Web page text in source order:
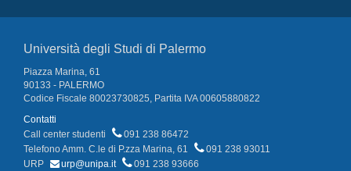
Università degli Studi di Palermo
Piazza Marina, 61
90133 - PALERMO
Codice Fiscale 80023730825, Partita IVA 00605880822
Contatti
Call center studenti
091 238 86472
Telefono Amm. C.le di P.zza Marina, 61
091 238 93011
URP
urp@unipa.it
091 238 93666